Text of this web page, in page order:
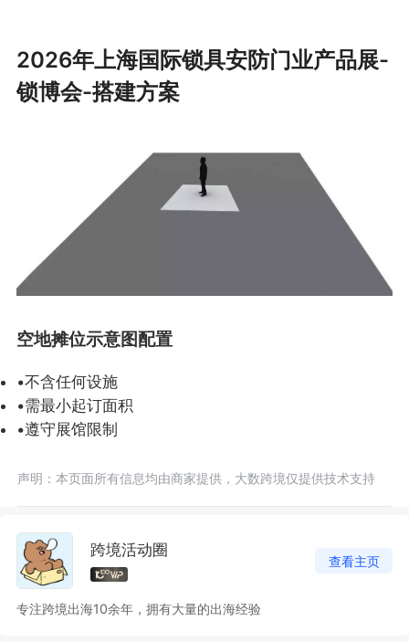
2026年上海国际锁具安防门业产品展-
锁博会-搭建方案
空地摊位示意图配置
•不含任何设施
•需最小起订面积
•遵守展馆限制
声明：本页面所有信息均由商家提供，大数跨境仅提供技术支持
跨境活动圈
查看主页
专注跨境出海10余年，拥有大量的出海经验